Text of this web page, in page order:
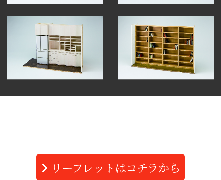
リーフレットはコチラから